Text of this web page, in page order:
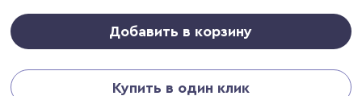
Добавить в корзину
Купить в один клик